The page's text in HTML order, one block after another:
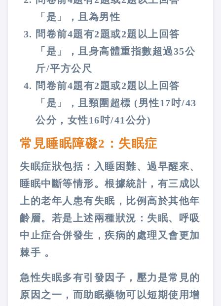
「是」，且為男性
問卷前4題有2題或2題以上回答
「是」，且身高體重指數超過35公
斤/平方公尺
問卷前4題有2題或2題以上回答
「是」，且頸圍超標 (男性17吋/43
公分，女性16吋/41公分)
常見睡眠障礙2：失眠症
失眠症狀包括：入睡困難、過早醒來、
睡眠中斷等情形。根據統計，有三成以
上的老年人患有失眠，比例高於其他年
齡層。若是上述兩種狀況：失眠、呼吸
中止症合併發生，疾病的處理又會更加
棘手 。
急性失眠多有引發因子，壓力是常見的
原因之一，而助眠藥物可以短期使用增